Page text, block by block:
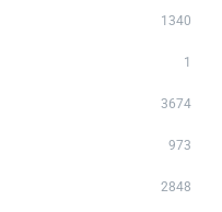
1340
1
3674
973
2848